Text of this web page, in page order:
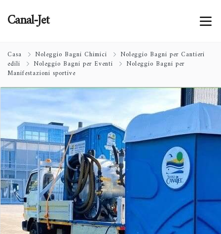
Canal-Jet
Casa Noleggio Bagni Chimici
Noleggio Bagni per Cantieri
edili
Noleggio Bagni per Eventi
Noleggio Bagni per
Manifestazioni sportive